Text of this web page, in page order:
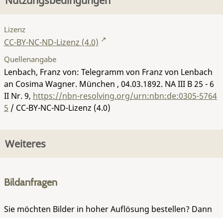
Lizenz
CC-BY-NC-ND-Lizenz (4.0)
Quellenangabe
Lenbach, Franz von: Telegramm von Franz von Lenbach
an Cosima Wagner. München , 04.03.1892. NA III B 25 - 6
II Nr. 9, https://nbn-resolving.org/urn:nbn:de:0305-5764
5 / CC-BY-NC-ND-Lizenz (4.0)
Weiteres
Bildanfragen
Sie möchten Bilder in hoher Auflösung bestellen? Dann